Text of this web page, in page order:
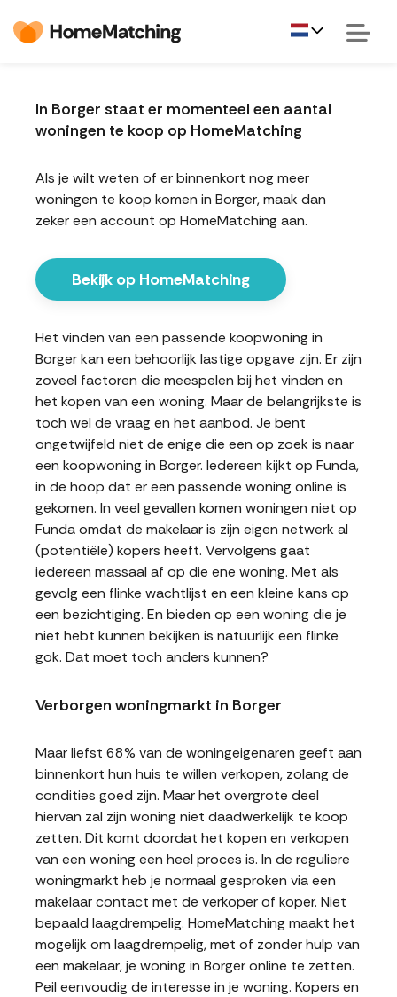
In Borger staat er momenteel een aantal
woningen te koop op HomeMatching
Als je wilt weten of er binnenkort nog meer
woningen te koop komen in Borger, maak dan
zeker een account op HomeMatching aan.
Bekijk op HomeMatching
Het vinden van een passende koopwoning in
Borger kan een behoorlijk lastige opgave zijn. Er zijn
zoveel factoren die meespelen bij het vinden en
het kopen van een woning. Maar de belangrijkste is
toch wel de vraag en het aanbod. Je bent
ongetwijfeld niet de enige die een op zoek is naar
een koopwoning in Borger. Iedereen kijkt op Funda,
in de hoop dat er een passende woning online is
gekomen. In veel gevallen komen woningen niet op
Funda omdat de makelaar is zijn eigen netwerk al
(potentiële) kopers heeft. Vervolgens gaat
iedereen massaal af op die ene woning. Met als
gevolg een flinke wachtlijst en een kleine kans op
een bezichtiging. En bieden op een woning die je
niet hebt kunnen bekijken is natuurlijk een flinke
gok. Dat moet toch anders kunnen?
Verborgen woningmarkt in Borger
Maar liefst 68% van de woningeigenaren geeft aan
binnenkort hun huis te willen verkopen, zolang de
condities goed zijn. Maar het overgrote deel
hiervan zal zijn woning niet daadwerkelijk te koop
zetten. Dit komt doordat het kopen en verkopen
van een woning een heel proces is. In de reguliere
woningmarkt heb je normaal gesproken via een
makelaar contact met de verkoper of koper. Niet
bepaald laagdrempelig. HomeMatching maakt het
mogelijk om laagdrempelig, met of zonder hulp van
een makelaar, je woning in Borger online te zetten.
Peil eenvoudig de interesse in je woning. Kopers en